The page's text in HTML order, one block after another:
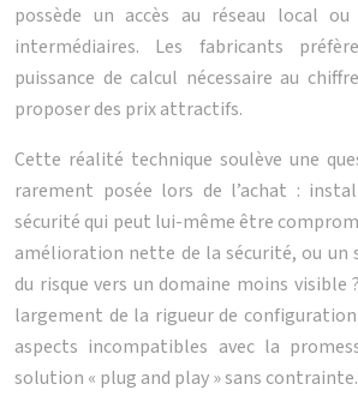
possède un accès au réseau local
intermédiaires. Les fabricants
puissance de calcul nécessaire au
proposer des prix attractifs.
Cette réalité technique soulève une
rarement posée lors de l’achat :
sécurité qui peut lui-même être
amélioration nette de la sécurité, ou un
du risque vers un domaine moins visible
largement de la rigueur de
aspects incompatibles avec la
solution « plug and play » sans contrainte.